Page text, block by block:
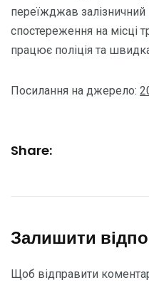
переїжджав
спостереження на місці
працює поліція та
Посилання на джерело:
Share:
Залишити
Щоб відправити